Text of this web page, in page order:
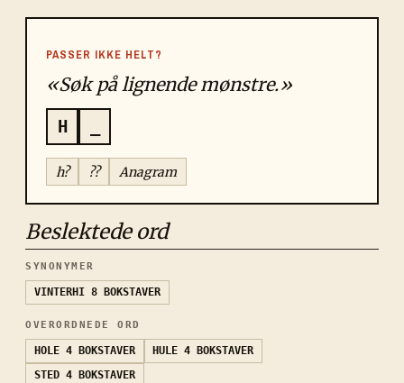
PASSER IKKE HELT?
«Søk på lignende mønstre.»
H
h? ?? Anagram
Beslektede ord
SYNONYMER
VINTERHI 8 BOKSTAVER
OVERORDNEDE ORD
HOLE 4 BOKSTAVER HULE 4 BOKSTAVER
STED 4 BOKSTAVER